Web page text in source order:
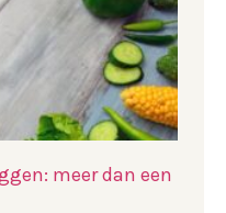
meer dan een